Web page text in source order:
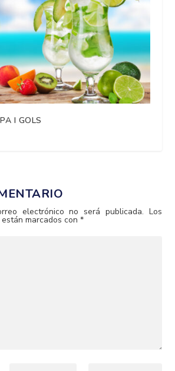
I GOLS
electrónico no será publicada. Los
marcados con*